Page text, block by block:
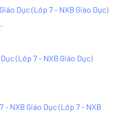
Dục(Lớp 7 - NXB Giáo Dục)
(Lớp 7 - NXB Giáo Dục)
- NXB Giáo Dục(Lớp 7 - NXB